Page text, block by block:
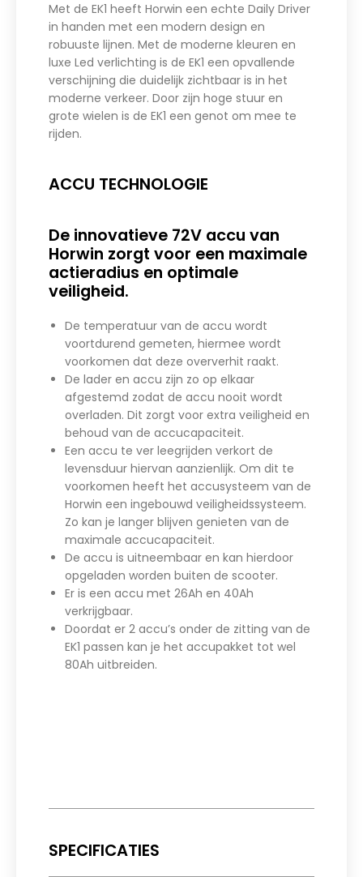
Met de EK1 heeft Horwin een echte Daily Driver
in handen met een modern design en
robuuste lijnen. Met de moderne kleuren en
luxe Led verlichting is de EK1 een opvallende
verschijning die duidelijk zichtbaar is in het
moderne verkeer. Door zijn hoge stuur en
grote wielen is de EK1 een genot om mee te
rijden.
ACCU TECHNOLOGIE
De innovatieve 72V accu van
Horwin zorgt voor een maximale
actieradius en optimale
veiligheid.
De temperatuur van de accu wordt
voortdurend gemeten, hiermee wordt
voorkomen dat deze oververhit raakt.
De lader en accu zijn zo op elkaar
afgestemd zodat de accu nooit wordt
overladen. Dit zorgt voor extra veiligheid en
behoud van de accucapaciteit.
Een accu te ver leegrijden verkort de
levensduur hiervan aanzienlijk. Om dit te
voorkomen heeft het accusysteem van de
Horwin een ingebouwd veiligheidssysteem.
Zo kan je langer blijven genieten van de
maximale accucapaciteit.
De accu is uitneembaar en kan hierdoor
opgeladen worden buiten de scooter.
Er is een accu met 26Ah en 40Ah
verkrijgbaar.
Doordat er 2 accu’s onder de zitting van de
EK1 passen kan je het accupakket tot wel
80Ah uitbreiden.
SPECIFICATIES